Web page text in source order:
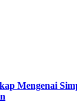
Mengenai